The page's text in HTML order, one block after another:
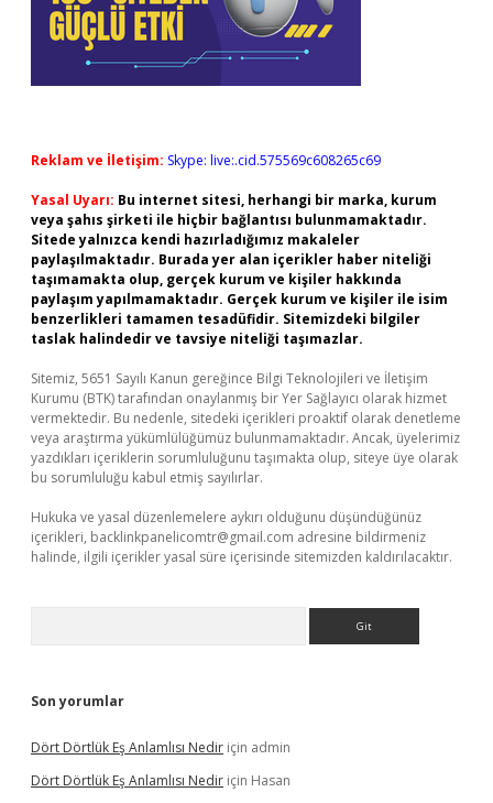
Reklam ve İletişim: Skype: live:.cid.575569c608265c69
Yasal Uyarı: Bu internet sitesi, herhangi bir marka, kurum
veya şahıs şirketi ile hiçbir bağlantısı bulunmamaktadır.
Sitede yalnızca kendi hazırladığımız makaleler
paylaşılmaktadır. Burada yer alan içerikler haber niteliği
taşımamakta olup, gerçek kurum ve kişiler hakkında
paylaşım yapılmamaktadır. Gerçek kurum ve kişiler ile isim
benzerlikleri tamamen tesadüfidir. Sitemizdeki bilgiler
taslak halindedir ve tavsiye niteliği taşımazlar.
Sitemiz, 5651 Sayılı Kanun gereğince Bilgi Teknolojileri ve İletişim
Kurumu (BTK) tarafından onaylanmış bir Yer Sağlayıcı olarak hizmet
vermektedir. Bu nedenle, sitedeki içerikleri proaktif olarak denetleme
veya araştırma yükümlülüğümüz bulunmamaktadır. Ancak, üyelerimiz
yazdıkları içeriklerin sorumluluğunu taşımakta olup, siteye üye olarak
bu sorumluluğu kabul etmiş sayılırlar.
Hukuka ve yasal düzenlemelere aykırı olduğunu düşündüğünüz
içerikleri, backlinkpanelicomtr@gmail.com adresine bildirmeniz
halinde, ilgili içerikler yasal süre içerisinde sitemizden kaldırılacaktır.
Son yorumlar
Dört Dörtlük Eş Anlamlısı Nedir için admin
Dört Dörtlük Eş Anlamlısı Nedir için Hasan